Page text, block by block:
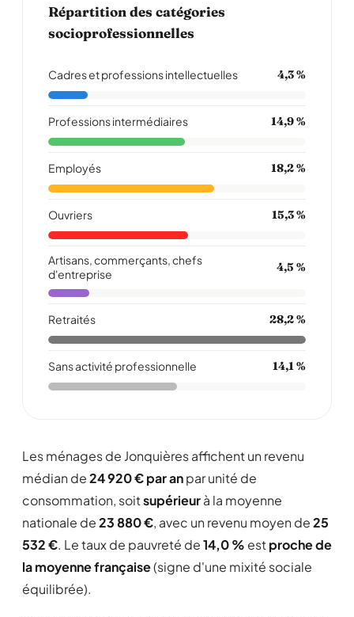
Répartition des catégories
socioprofessionnelles
Cadres et professions intellectuelles 4,3 %
Professions intermédiaires 14,9 %
Employés 18,2 %
Ouvriers 15,3 %
Artisans, commerçants, chefs
d'entreprise
4,5 %
Retraités 28,2 %
Sans activité professionnelle 14,1 %
Les ménages de Jonquières affichent un revenu
médian de24 920 € par anpar unité de
consommation, soitsupérieurà la moyenne
nationale de23 880 €, avec un revenu moyen de25
532 €. Le taux de pauvreté de14,0 % estproche de
la moyenne française(signe d'une mixité sociale
équilibrée).